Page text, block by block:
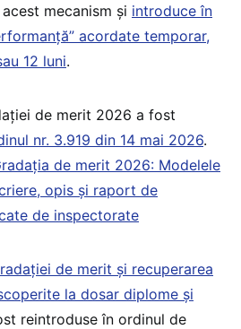
mecanism și introduce în
acordate temporar,
12 luni.
de merit 2026 a fost
nr. 3.919 din 14 mai 2026.
de merit 2026: Modelele
opis și raport de
de inspectorate
de merit și recuperarea
la dosar diplome și
reintroduse în ordinul de